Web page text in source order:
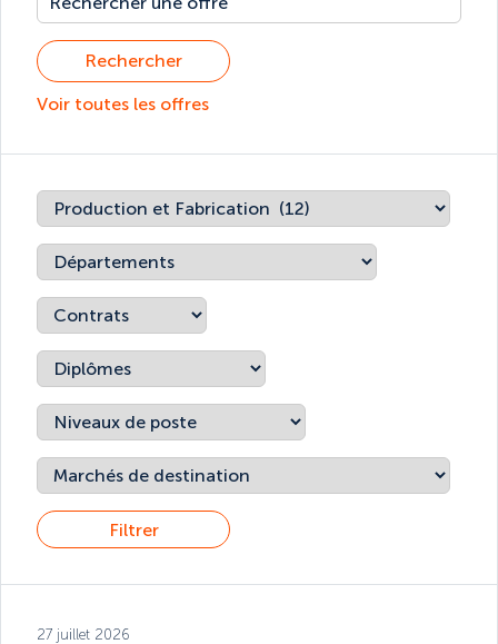
Rechercher
Voir toutes les offres
Filtrer
27 juillet 2026